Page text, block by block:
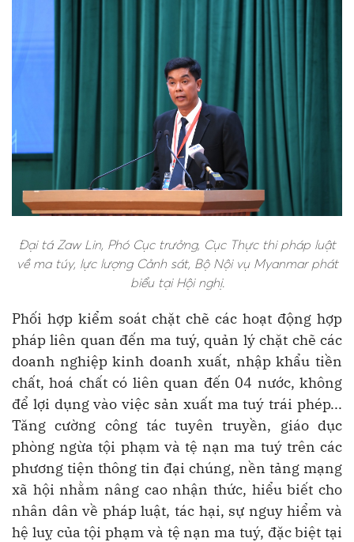
Đại tá Zaw Lin, Phó Cục trưởng, Cục Thực thi pháp luật
về ma túy, lực lượng Cảnh sát, Bộ Nội vụ Myanmar phát
biểu tại Hội nghị.
Phối hợp kiểm soát chặt chẽ các hoạt động hợp
pháp liên quan đến ma tuý, quản lý chặt chẽ các
doanh nghiệp kinh doanh xuất, nhập khẩu tiền
chất, hoá chất có liên quan đến 04 nước, không
để lợi dụng vào việc sản xuất ma tuý trái phép...
Tăng cường công tác tuyên truyền, giáo dục
phòng ngừa tội phạm và tệ nạn ma tuý trên các
phương tiện thông tin đại chúng, nền tảng mạng
xã hội nhằm nâng cao nhận thức, hiểu biết cho
nhân dân về pháp luật, tác hại, sự nguy hiểm và
hệ luỵ của tội phạm và tệ nạn ma tuý, đặc biệt tại